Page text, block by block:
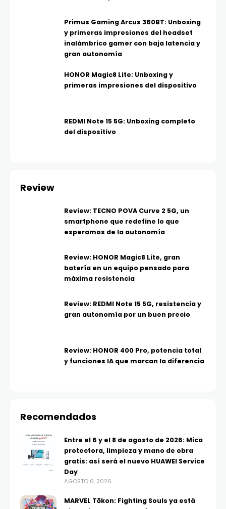
Primus Gaming Arcus 360BT: Unboxing
y primeras impresiones del headset
inalámbrico gamer con baja latencia y
gran autonomía
HONOR Magic8 Lite: Unboxing y
primeras impresiones del dispositivo
REDMI Note 15 5G: Unboxing completo
del dispositivo
Review
Review: TECNO POVA Curve 2 5G, un
smartphone que redefine lo que
esperamos de la autonomía
Review: HONOR Magic8 Lite, gran
batería en un equipo pensado para
máxima resistencia
Review: REDMI Note 15 5G, resistencia y
gran autonomía por un buen precio
Review: HONOR 400 Pro, potencia total
y funciones IA que marcan la diferencia
Recomendados
Entre el 6 y el 8 de agosto de 2026: Mica
protectora, limpieza y mano de obra
gratis: así será el nuevo HUAWEI Service
Day
AGOSTO 6, 2026
MARVEL Tōkon: Fighting Souls ya está